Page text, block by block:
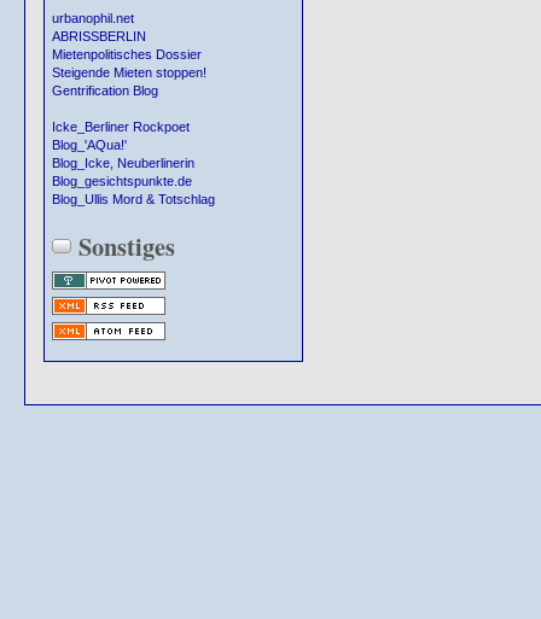
urbanophil.net
ABRISSBERLIN
Mietenpolitisches Dossier
Steigende Mieten stoppen!
Gentrification Blog
Icke_Berliner Rockpoet
Blog_'AQua!'
Blog_Icke, Neuberlinerin
Blog_gesichtspunkte.de
Blog_Ullis Mord & Totschlag
Sonstiges